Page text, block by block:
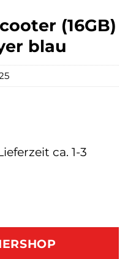
(16GB)
blau
ca. 1-3